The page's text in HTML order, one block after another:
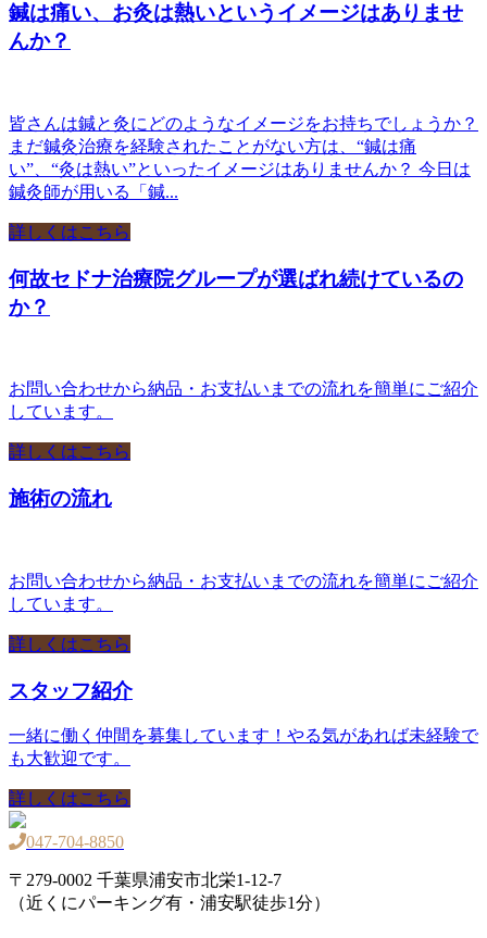
鍼は痛い、お灸は熱いというイメージはありませ
んか？
皆さんは鍼と灸にどのようなイメージをお持ちでしょうか？
まだ鍼灸治療を経験されたことがない方は、“鍼は痛
い”、“灸は熱い”といったイメージはありませんか？ 今日は
鍼灸師が用いる「鍼...
詳しくはこちら
何故セドナ治療院グループが選ばれ続けているの
か？
お問い合わせから納品・お支払いまでの流れを簡単にご紹介
しています。
詳しくはこちら
施術の流れ
お問い合わせから納品・お支払いまでの流れを簡単にご紹介
しています。
詳しくはこちら
スタッフ紹介
一緒に働く仲間を募集しています！やる気があれば未経験で
も大歓迎です。
詳しくはこちら
047-704-8850
〒279-0002 千葉県浦安市北栄1-12-7
（近くにパーキング有・浦安駅徒歩1分）